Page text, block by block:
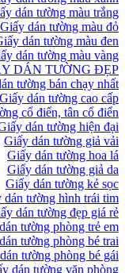
dán tường màu trắng
Giấy dán tường màu đỏ
dán tường màu đen
dán tường màu vàng
DÁN TƯỜNG ĐẸP
tường bán chạy nhất
Giấy dán tường cao cấp
cổ điển, tân cổ điển
dán tường hiện đại
Giấy dán tường giả vải
Giấy dán tường hoa lá
Giấy dán tường giả da
Giấy dán tường kẻ sọc
dán tường hình trái tim
dán tường đẹp giá rẻ
tường phòng trẻ em
tường phòng bé trai
tường phòng bé gái
dán tường văn phòng